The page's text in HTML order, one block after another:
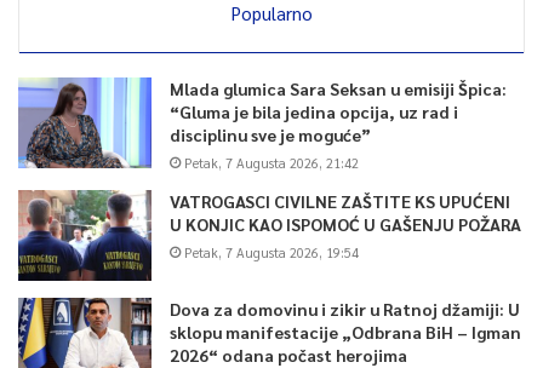
Popularno
Mlada glumica Sara Seksan u emisiji Špica:
“Gluma je bila jedina opcija, uz rad i
disciplinu sve je moguće”
Petak, 7 Augusta 2026, 21:42
VATROGASCI CIVILNE ZAŠTITE KS UPUĆENI
U KONJIC KAO ISPOMOĆ U GAŠENJU POŽARA
Petak, 7 Augusta 2026, 19:54
Dova za domovinu i zikir u Ratnoj džamiji: U
sklopu manifestacije „Odbrana BiH – Igman
2026“ odana počast herojima